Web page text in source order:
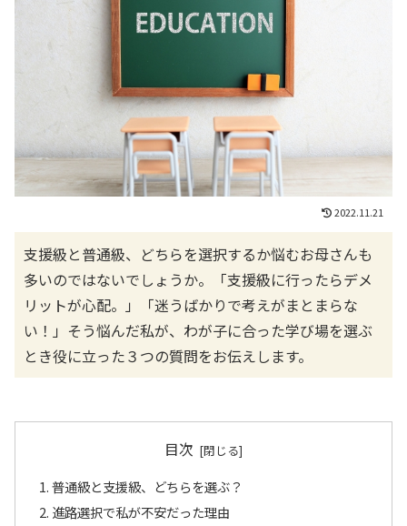
2022.11.21
支援級と普通級、どちらを選択するか悩むお母さんも
多いのではないでしょうか。「支援級に行ったらデメ
リットが心配。」「迷うばかりで考えがまとまらな
い！」そう悩んだ私が、わが子に合った学び場を選ぶ
とき役に立った３つの質問をお伝えします。
目次
普通級と支援級、どちらを選ぶ？
進路選択で私が不安だった理由